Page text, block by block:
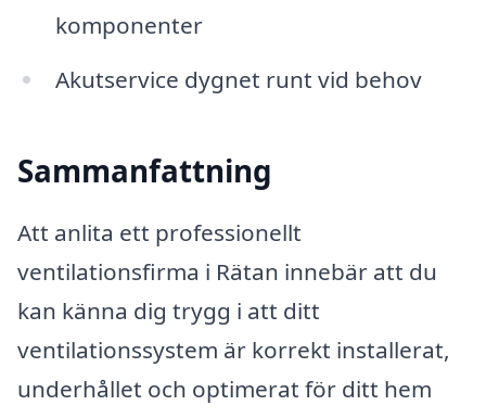
komponenter
Akutservice dygnet runt vid behov
Sammanfattning
Att anlita ett professionellt
ventilationsfirma i Rätan innebär att du
kan känna dig trygg i att ditt
ventilationssystem är korrekt installerat,
underhållet och optimerat för ditt hem